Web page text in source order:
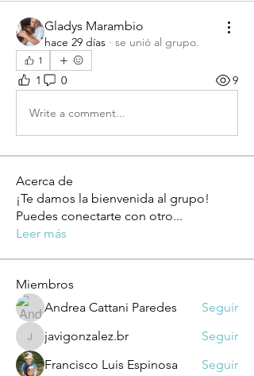
Gladys Marambio
hace 29 días · se unió al grupo.
1
1 0 9
Write a comment...
Acerca de
¡Te damos la bienvenida al grupo!
Puedes conectarte con otro...
Leer más
Miembros
Andrea Cattani Paredes
Seguir
javigonzalez.br
javigonzalez.br
Seguir
Francisco Luis Espinosa
Seguir